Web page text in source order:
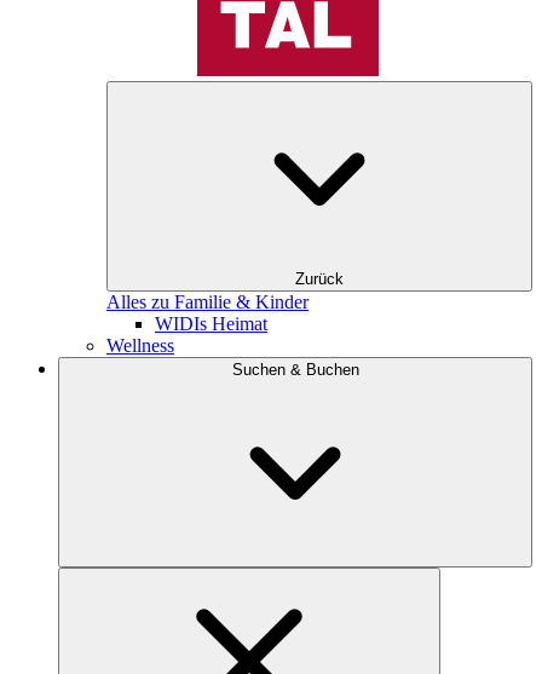
Zurück
Alles zu Familie & Kinder
WIDIs Heimat
Wellness
Suchen & Buchen